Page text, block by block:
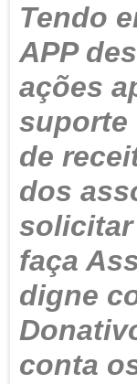
Tendo
APP
ações
suporte
de
dos
solicitar
faça
digne
conta